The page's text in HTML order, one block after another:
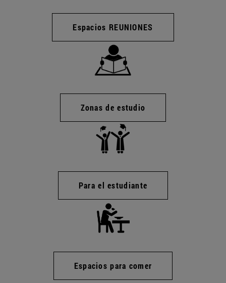
Espacios REUNIONES
Zonas de estudio
Para el estudiante
Espacios para comer